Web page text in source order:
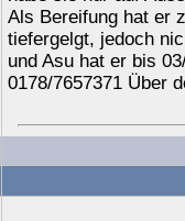
Als Bereifung hat er
tiefergelgt, jedoch
und Asu hat er bis
0178/7657371 Über